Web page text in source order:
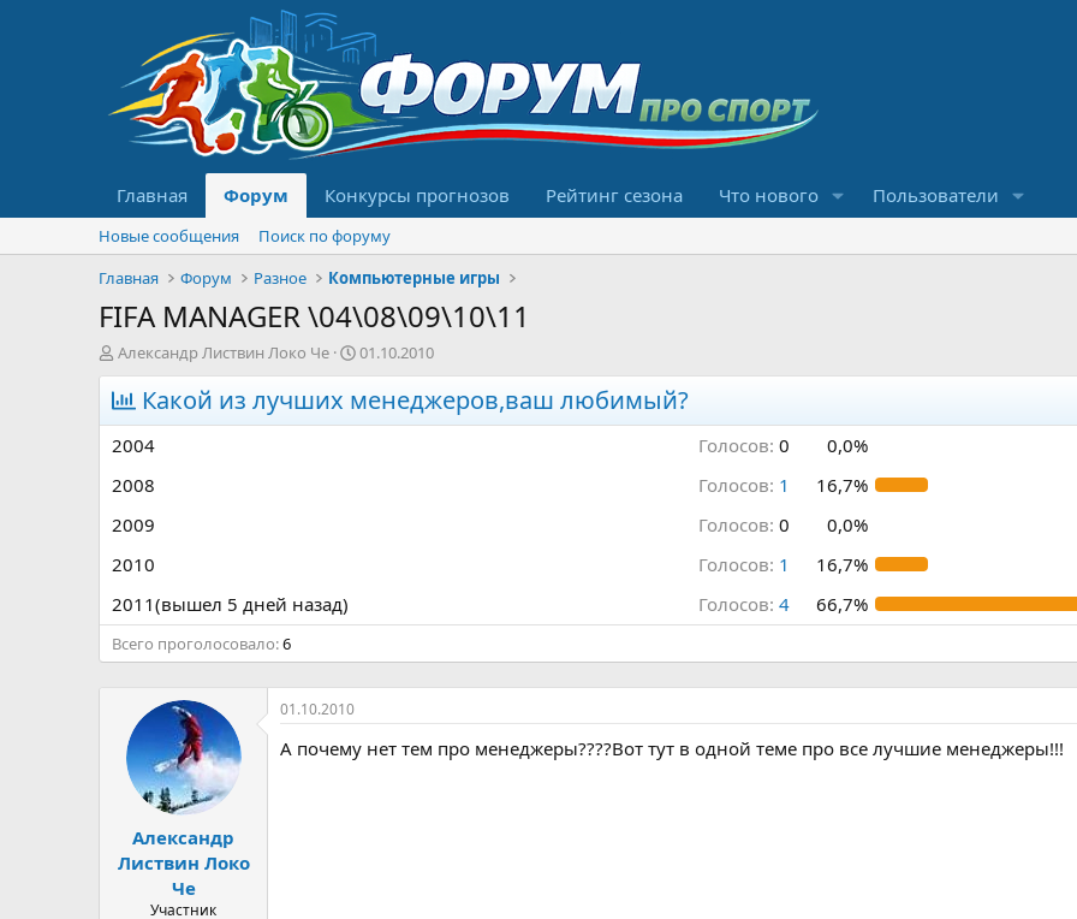
Главная Форум Конкурсы прогнозов Рейтинг сезона Что нового Пользователи
Новые сообщения
Поиск по форуму
Главная
Форум Разное Компьютерные игры
FIFA MANAGER \04\08\09\10\11
А
в
т
о
р
т
е
ы
Александр Листвин Локо Че
Д
а
т
а
01.10.2010
Какой из лучших менеджеров,ваш любимый?
2004 Голосов: 0
0,0%
2008
Голосов: 1
16,7%
2009
Голосов: 0
0,0%
2010
Голосов: 1
16,7%
2011(вышел 5 дней назад)
Голосов: 4 66,7%
Всего проголосовало 6
Александр
Листвин Локо
Че
Участник
01.10.2010
А почему нет тем про менеджеры????Вот тут в одной теме про все лучшие менеджеры!!!